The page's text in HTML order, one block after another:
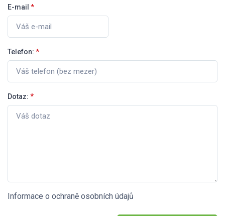
E-mail *
Telefon: *
Dotaz: *
Informace o ochraně osobních údajů